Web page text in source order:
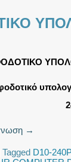
→
Tagged D10-